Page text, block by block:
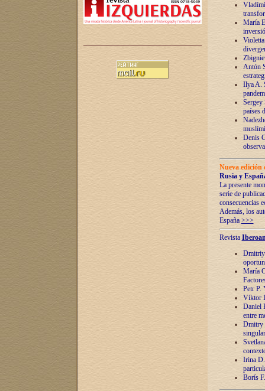
María
Antón
Ilya A.
Sergey
países
Denis
Nueva
Rusia y
La presente
serie de
consecuencias
Además, los
España >>>
Revista
Dmitriy
María
Petr P.
Víktor
Daniel
entre
Dmitry
Irina
Borís